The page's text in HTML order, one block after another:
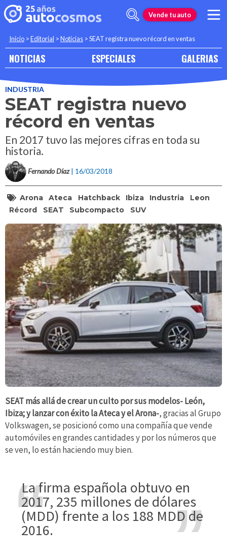
Vende tu auto
Inicio >Editorial >Noticias >SEAT registra nuevo récord en ventas
NOTICIAS ESPECIALES GALERIAS
INDUSTRIA
SEAT registra nuevo
récord en ventas
En 2017 tuvo las mejores cifras en toda su
historia.
Fernando Díaz | 16/03/2018
Arona Ateca Hatchback Ibiza Industria
Leon
Récord
SEAT Subcompacto SUV
SEAT más allá de crear un culto por sus modelos- León,
Ibiza; y lanzar con éxito la Ateca y el Arona-, gracias al Grupo
Volkswagen, se posicionó como una compañía que vende
automóviles en grandes cantidades y por los números que
se ven, lo están haciendo muy bien.
La firma española obtuvo en
2017, 235 millones de dólares
(MDD) frente a los 188 MDD de
2016.